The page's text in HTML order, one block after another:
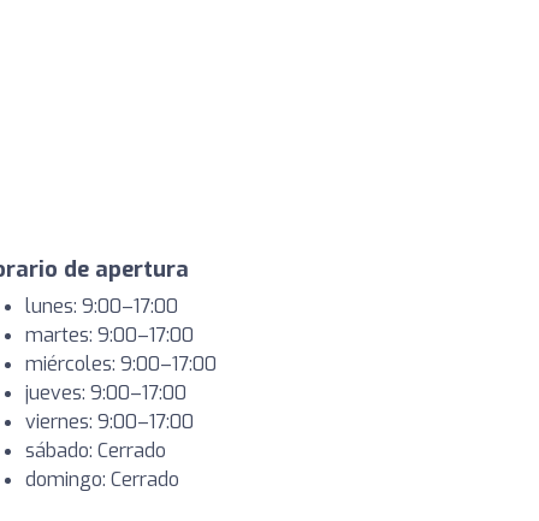
de apertura
lunes: 9:00–17:00
martes: 9:00–17:00
miércoles: 9:00–17:00
jueves: 9:00–17:00
viernes: 9:00–17:00
sábado: Cerrado
domingo: Cerrado